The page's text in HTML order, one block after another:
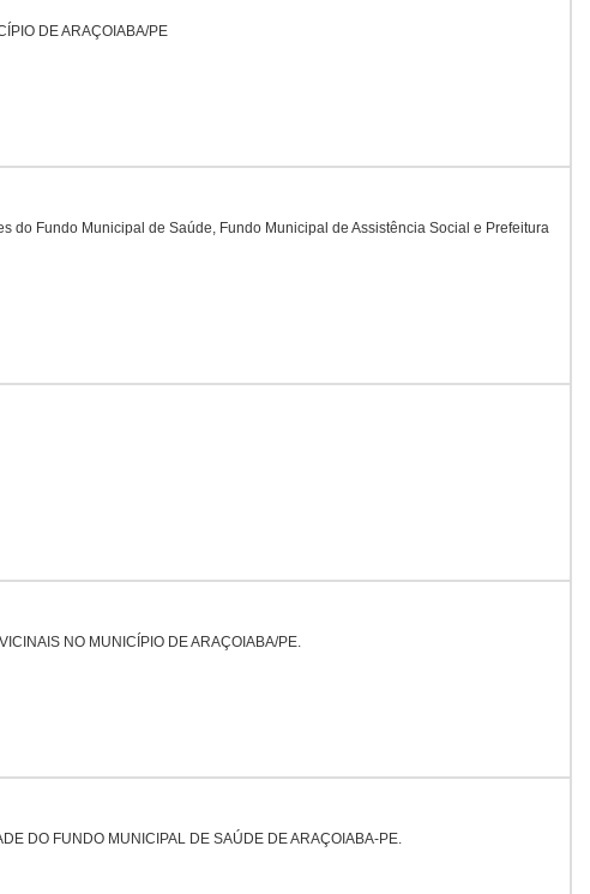
DE ARAÇOIABA/PE
do Fundo Municipal de Saúde, Fundo Municipal de Assistência Social e Prefeitura
NO MUNICÍPIO DE ARAÇOIABA/PE.
DO FUNDO MUNICIPAL DE SAÚDE DE ARAÇOIABA-PE.